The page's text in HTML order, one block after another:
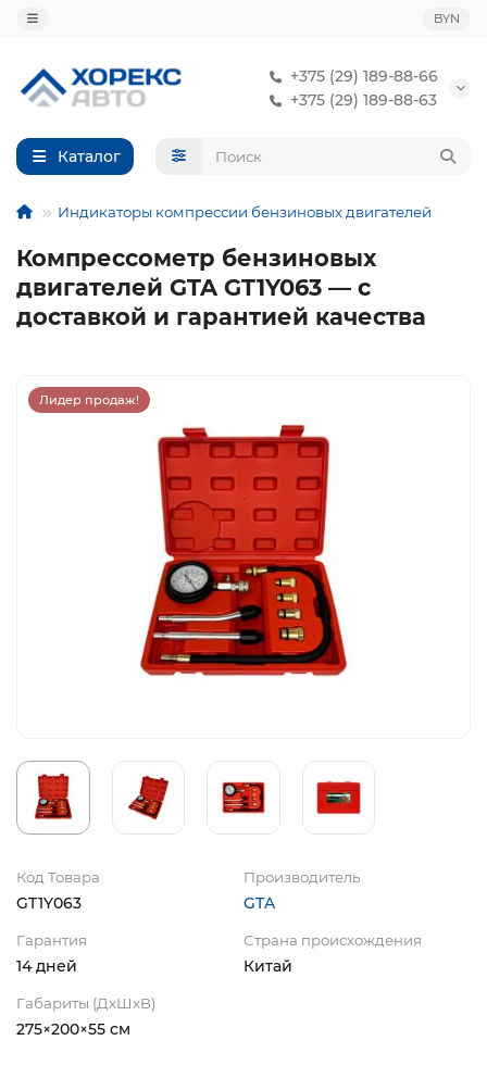
BYN
+375 (29) 189-88-66
+375 (29) 189-88-63
Каталог
Индикаторы компрессии бензиновых двигателей
Компрессометр бензиновых
двигателей GTA GT1Y063 — с
доставкой и гарантией качества
Лидер продаж!
Код Товара
GT1Y063
Производитель
GTA
Гарантия
14 дней
Страна происхождения
Китай
Габариты (ДхШхВ)
275×200×55 см